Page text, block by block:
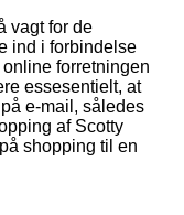
vagt for de
ind i forbindelse
forretningen
essesentielt, at
e-mail, således
af Scotty
shopping til en